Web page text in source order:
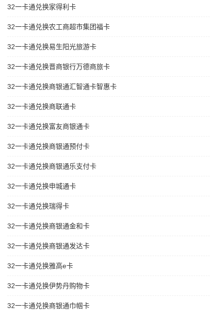
32一卡通兑换家得利卡
32一卡通兑换农工商超市集团福卡
32一卡通兑换易生阳光旅游卡
32一卡通兑换晋商银行万德商旅卡
32一卡通兑换商银通汇智通卡智惠卡
32一卡通兑换商联通卡
32一卡通兑换富友商银通卡
32一卡通兑换商银通预付卡
32一卡通兑换商银通乐支付卡
32一卡通兑换申城通卡
32一卡通兑换瑞得卡
32一卡通兑换商银通金和卡
32一卡通兑换商银通发达卡
32一卡通兑换雅高e卡
32一卡通兑换伊势丹购物卡
32一卡通兑换商银通巾帼卡